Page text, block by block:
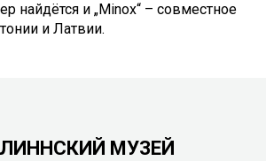
найдётся и „Minox“ – совместное
и Латвии.
МУЗЕЙ